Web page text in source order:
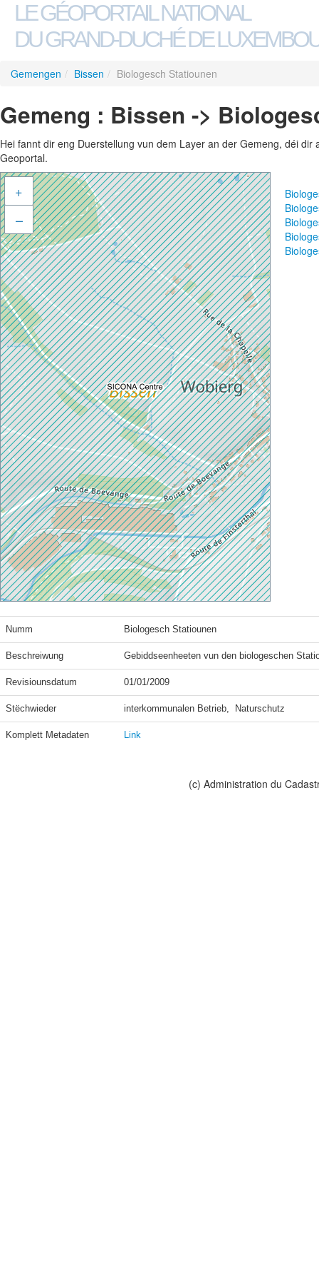
LE GÉOPORTAIL NATIONAL
DU GRAND-DUCHÉ DE
Gemengen / Bissen / Biologesch Statiounen
Gemeng : Bissen ->
Hei fannt dir eng Duerstellung vun dem Layer an der Gemeng, déi
Geoportal.
+
–
Numm Biologesch Statiounen
Beschreiwung
Revisiounsdatum 01/01/2009
Stëchwieder
Komplett Metadaten Link
(c) Administration du